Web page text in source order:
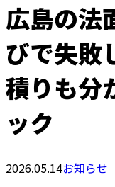
広島の法
びで失敗
積りも分
ック
2026.05.14お知らせ